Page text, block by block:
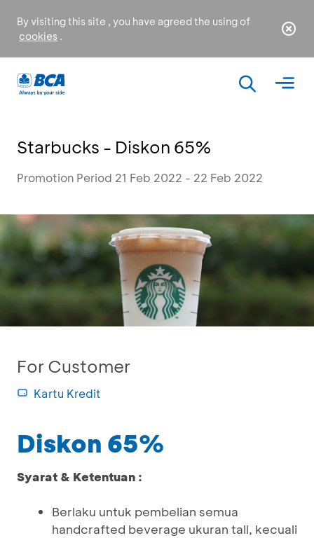
By visiting this site , you have agreed the using of
cookies .
Starbucks - Diskon 65%
Promotion Period 21 Feb 2022 - 22 Feb 2022
For Customer
Kartu Kredit
Diskon 65%
Syarat & Ketentuan :
Berlaku untuk pembelian semua
handcrafted beverage ukuran tall, kecuali